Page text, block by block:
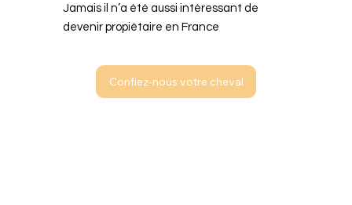
Jamais il n’a été aussi intéressant de
devenir propiétaire en France
Confiez-nous votre cheval